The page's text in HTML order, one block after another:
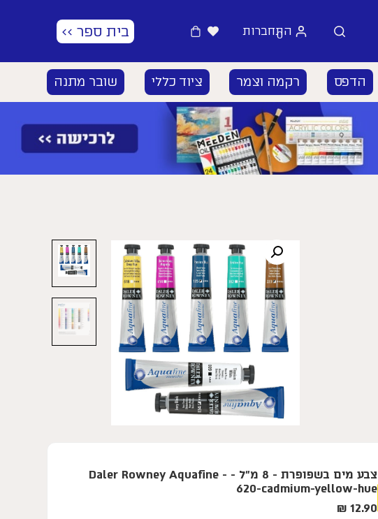
התחברות
0 בית ספר >>
הדפס רקמה וצמר ציוד כללי שובר מתנה
צבע מים בשפופרת - 8 מ"ל - Daler Rowney Aquafine -
620-cadmium-yellow-hue
12.90
₪